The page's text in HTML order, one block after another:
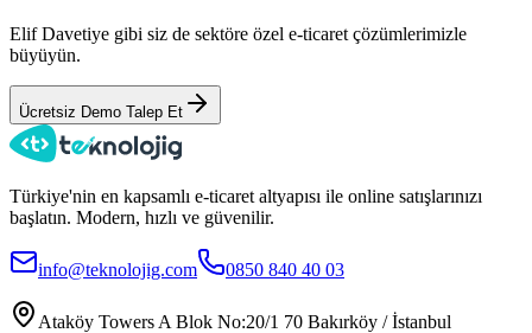
Elif Davetiye gibi siz de sektöre özel e-ticaret çözümlerimizle
büyüyün.
Ücretsiz Demo Talep Et
Türkiye'nin en kapsamlı e-ticaret altyapısı ile online satışlarınızı
başlatın. Modern, hızlı ve güvenilir.
info@teknolojig.com 0850 840 40 03
Ataköy Towers A Blok No:20/1 70 Bakırköy / İstanbul